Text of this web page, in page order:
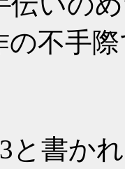
の不手
と書か